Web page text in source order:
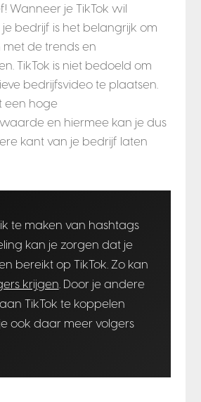
Wanneer je TikTok wil
bedrijf is het belangrijk om
de trends en
TikTok is niet bedoeld om
bedrijfsvideo te plaatsen.
een hoge
en hiermee kan je dus
kant van je bedrijf laten
te maken van hashtags
kan je zorgen dat je
bereikt op TikTok. Zo kan
krijgen . Door je andere
TikTok te koppelen
ook daar meer volgers